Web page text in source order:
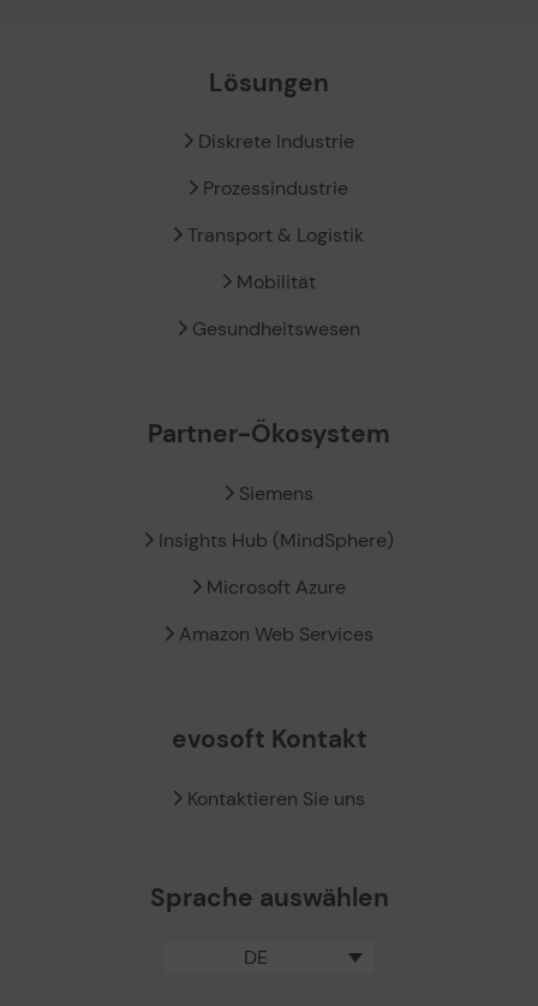
Lösungen
Diskrete Industrie
Prozessindustrie
Transport & Logistik
Mobilität
Gesundheitswesen
Partner-Ökosystem
Siemens
Insights Hub (MindSphere)
Microsoft Azure
Amazon Web Services
evosoft Kontakt
Kontaktieren Sie uns
Sprache auswählen
DE